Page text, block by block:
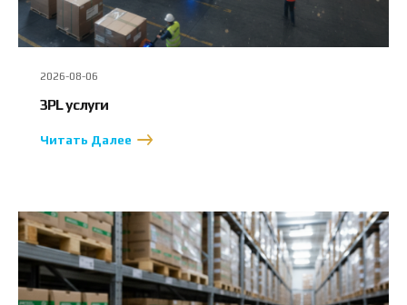
2026-08-06
3PL услуги
Читать Далее